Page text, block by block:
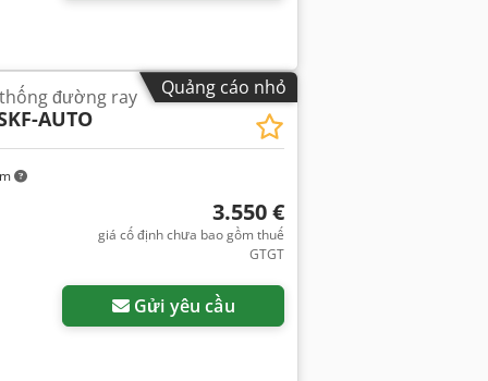
Quảng cáo nhỏ
đường ray
AUTO
3.550 €
giá cố định chưa bao gồm thuế
GTGT
Gửi yêu cầu